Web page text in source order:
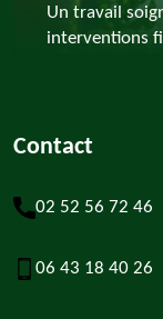
Un travail
interventions
Contact
02 52 56 72 46
06 43 18 40 26